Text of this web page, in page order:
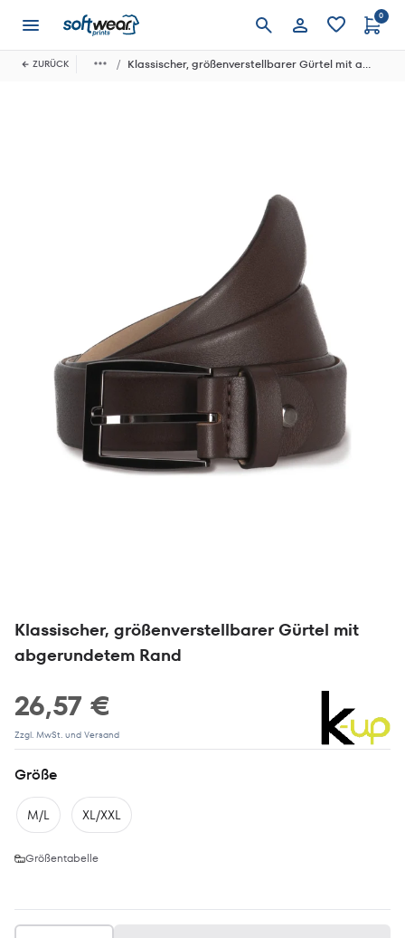
Anmelden
0
ZURÜCK Klassischer, größenverstellbarer Gürtel mit abgerundetem Rand
Klassischer, größenverstellbarer Gürtel mit
abgerundetem Rand
26,57 €
Zzgl. MwSt. und Versand
Größe
M/L XL/XXL
Größentabelle